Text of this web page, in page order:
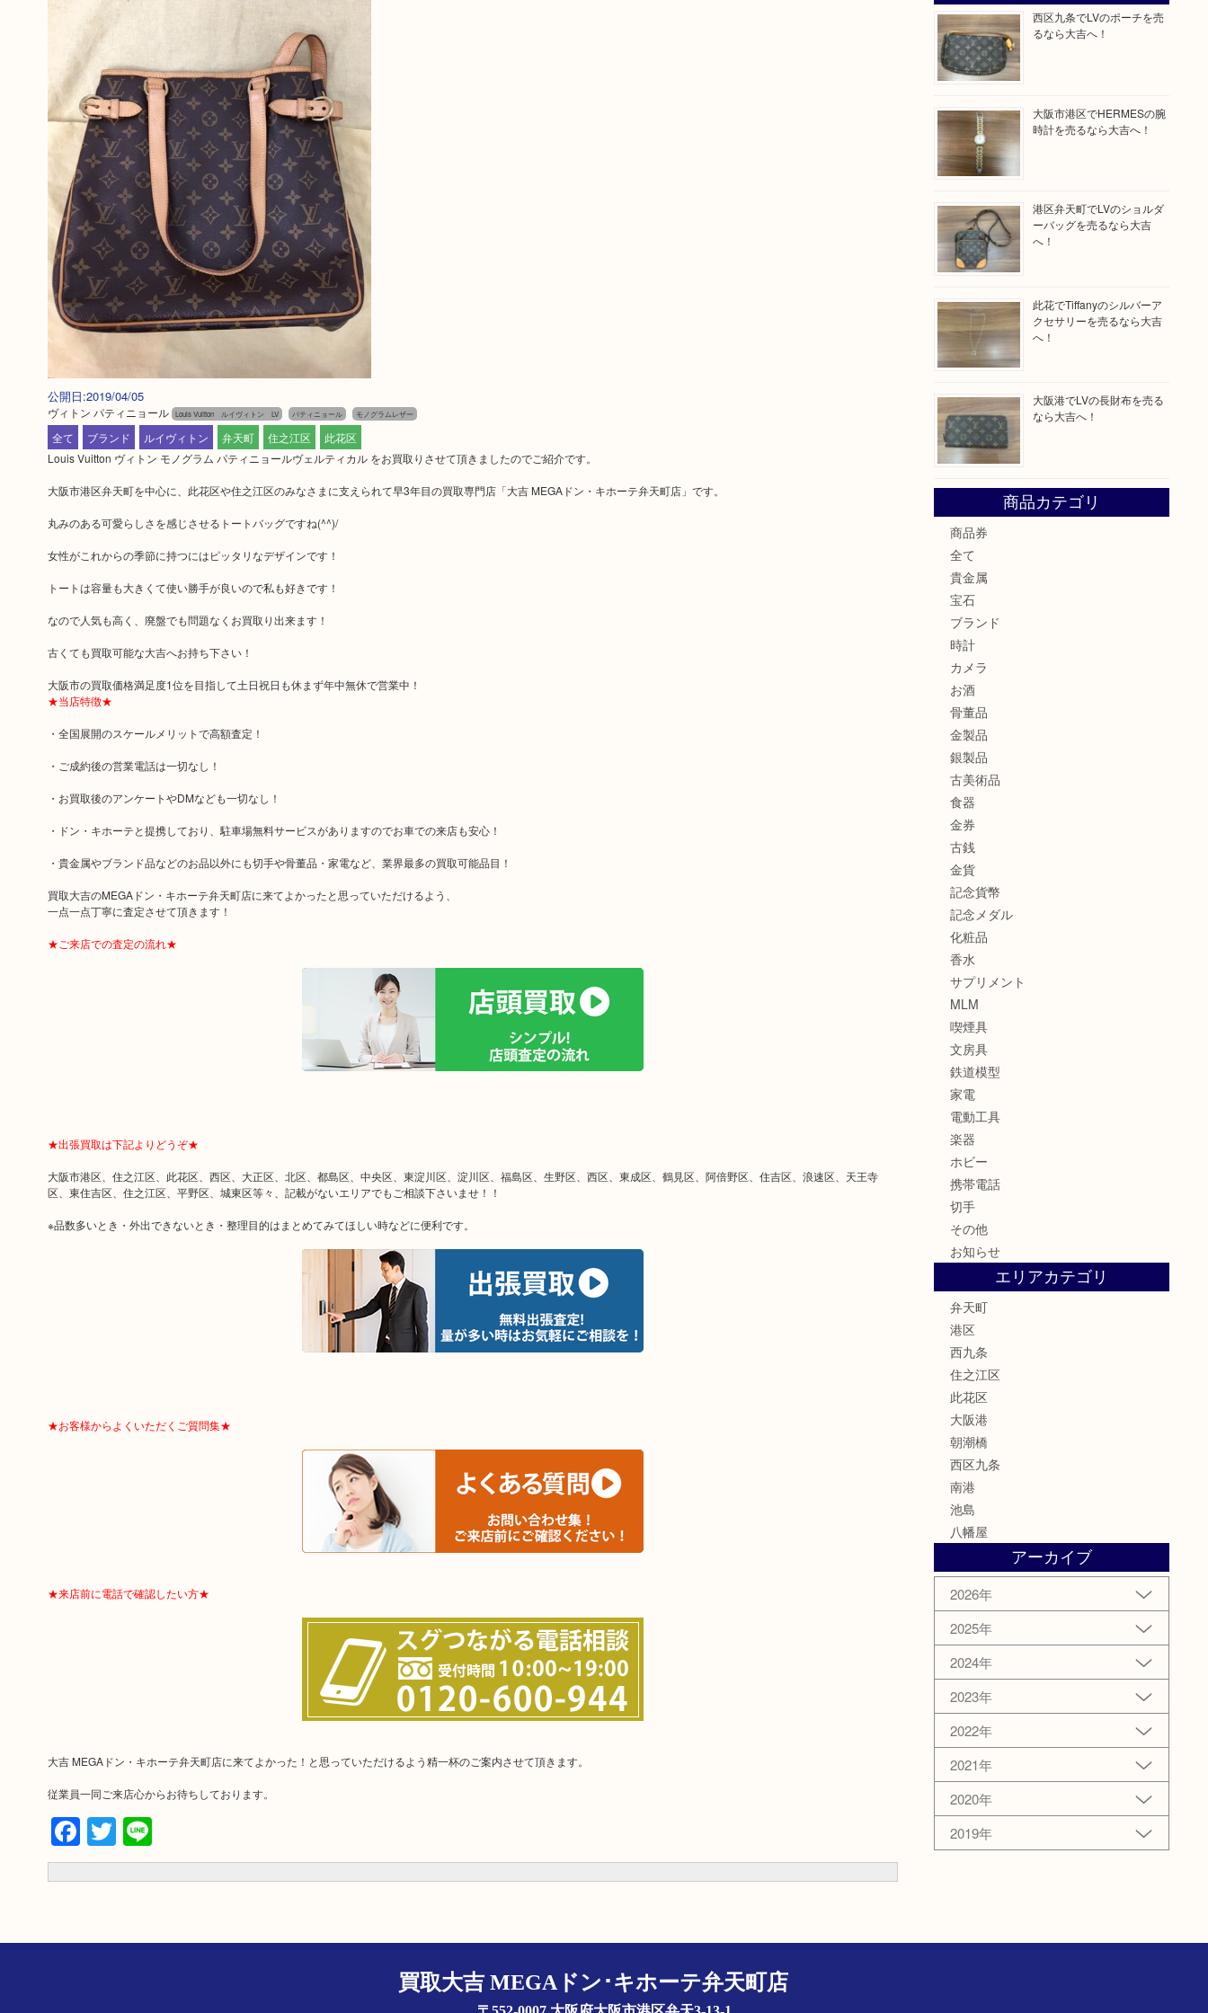
公開日:2019/04/05
ヴィトン パティニョール Louis Vuitton ルイヴィトン LV パティニョール モノグラムレザー
全て ブランド ルイヴィトン 弁天町 住之江区
此花区
Louis Vuitton ヴィトン モノグラム パティニョールヴェルティカル をお買取りさせて頂きましたのでご紹介です。
大阪市港区弁天町を中心に、此花区や住之江区のみなさまに支えられて早3年目の買取専門店「大吉 MEGAドン・キホーテ弁天町店」です。
丸みのある可愛らしさを感じさせるトートバッグですね(^^)/
女性がこれからの季節に持つにはピッタリなデザインです！
トートは容量も大きくて使い勝手が良いので私も好きです！
なので人気も高く、廃盤でも問題なくお買取り出来ます！
古くても買取可能な大吉へお持ち下さい！
大阪市の買取価格満足度1位を目指して土日祝日も休まず年中無休で営業中！
★当店特徴★
・全国展開のスケールメリットで高額査定！
・ご成約後の営業電話は一切なし！
・お買取後のアンケートやDMなども一切なし！
・ドン・キホーテと提携しており、駐車場無料サービスがありますのでお車での来店も安心！
・貴金属やブランド品などのお品以外にも切手や骨董品・家電など、業界最多の買取可能品目！
買取大吉のMEGAドン・キホーテ弁天町店に来てよかったと思っていただけるよう、
一点一点丁寧に査定させて頂きます！
★ご来店での査定の流れ★
★出張買取は下記よりどうぞ★
大阪市港区、住之江区、此花区、西区、大正区、北区、都島区、中央区、東淀川区、淀川区、福島区、生野区、西区、東成区、鶴見区、阿倍野区、住吉区、浪速区、天王寺
区、東住吉区、住之江区、平野区、城東区等々、記載がないエリアでもご相談下さいませ！！
※品数多いとき・外出できないとき・整理目的はまとめてみてほしい時などに便利です。
★お客様からよくいただくご質問集★
★来店前に電話で確認したい方★
大吉 MEGAドン・キホーテ弁天町店に来てよかった！と思っていただけるよう精一杯のご案内させて頂きます。
従業員一同ご来店心からお待ちしております。
Facebook
Twitter
Line
西区九条でLVのポーチを売
るなら大吉へ！
大阪市港区でHERMESの腕
時計を売るなら大吉へ！
港区弁天町でLVのショルダ
ーバッグを売るなら大吉
へ！
此花でTiffanyのシルバーア
クセサリーを売るなら大吉
へ！
大阪港でLVの長財布を売る
なら大吉へ！
商品カテゴリ
商品券
全て
貴金属
宝石
ブランド
時計
カメラ
お酒
骨董品
金製品
銀製品
古美術品
食器
金券
古銭
金貨
記念貨幣
記念メダル
化粧品
香水
サプリメント
MLM
喫煙具
文房具
鉄道模型
家電
電動工具
楽器
ホビー
携帯電話
切手
その他
お知らせ
エリアカテゴリ
弁天町
港区
西九条
住之江区
此花区
大阪港
朝潮橋
西区九条
南港
池島
八幡屋
アーカイブ
2026年
2025年
2024年
2023年
2022年
2021年
2020年
2019年
買取大吉 MEGAドン･キホーテ弁天町店